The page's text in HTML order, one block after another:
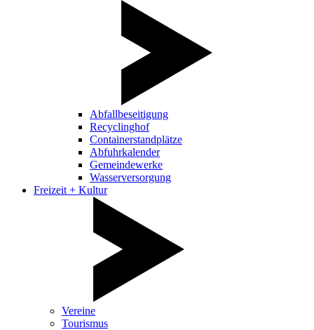
Abfallbeseitigung
Recyclinghof
Containerstandplätze
Abfuhrkalender
Gemeindewerke
Wasserversorgung
Freizeit + Kultur
Vereine
Tourismus